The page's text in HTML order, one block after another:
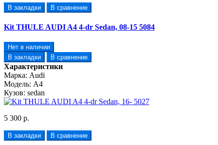
В закладки В сравнение
Kit THULE AUDI A4 4-dr Sedan, 08-15 5084
Нет в наличии
В закладки
В сравнение
Характеристики
Марка: Audi
Модель: A4
Кузов: sedan
5 300 р.
В закладки В сравнение